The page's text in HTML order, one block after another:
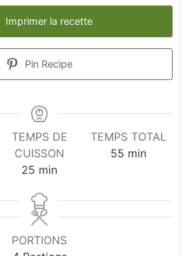
Imprimer la recette
Pin Recipe
TEMPS DE
CUISSON
25 minutes
min
TEMPS TOTAL
55minutes
min
PORTIONS